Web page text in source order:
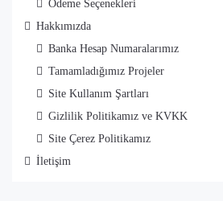
Ödeme Seçenekleri
Hakkımızda
Banka Hesap Numaralarımız
Tamamladığımız Projeler
Site Kullanım Şartları
Gizlilik Politikamız ve KVKK
Site Çerez Politikamız
İletişim